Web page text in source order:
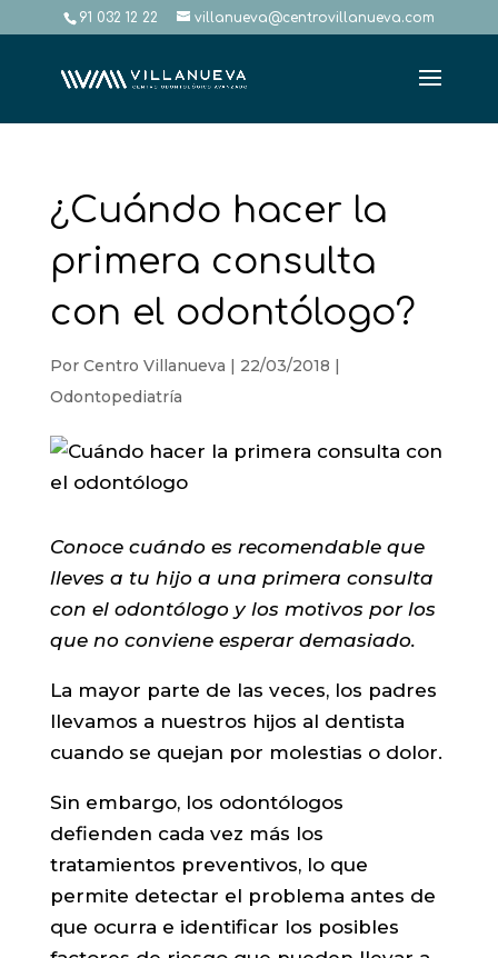
91 032 12 22 villanueva@centrovillanueva.com
¿Cuándo hacer la
primera consulta
con el odontólogo?
Por Centro Villanueva | 22/03/2018 |
Odontopediatría
Conoce cuándo es recomendable que
lleves a tu hijo a una primera consulta
con el odontólogo y los motivos por los
que no conviene esperar demasiado.
La mayor parte de las veces, los padres
llevamos a nuestros hijos al dentista
cuando se quejan por molestias o dolor.
Sin embargo, los odontólogos
defienden cada vez más los
tratamientos preventivos, lo que
permite detectar el problema antes de
que ocurra e identificar los posibles